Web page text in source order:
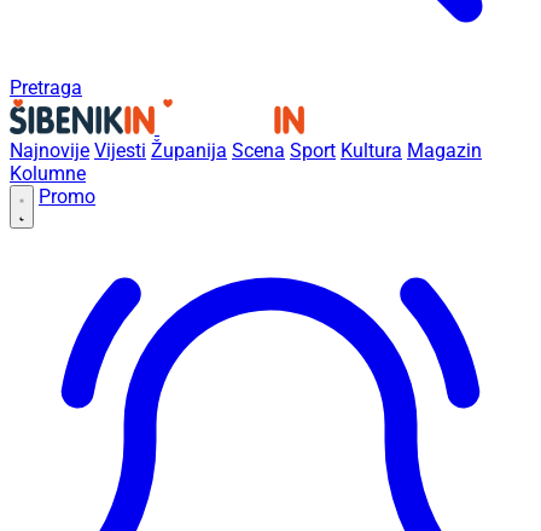
Pretraga
Najnovije Vijesti Županija Scena Sport Kultura Magazin
Kolumne
Promo